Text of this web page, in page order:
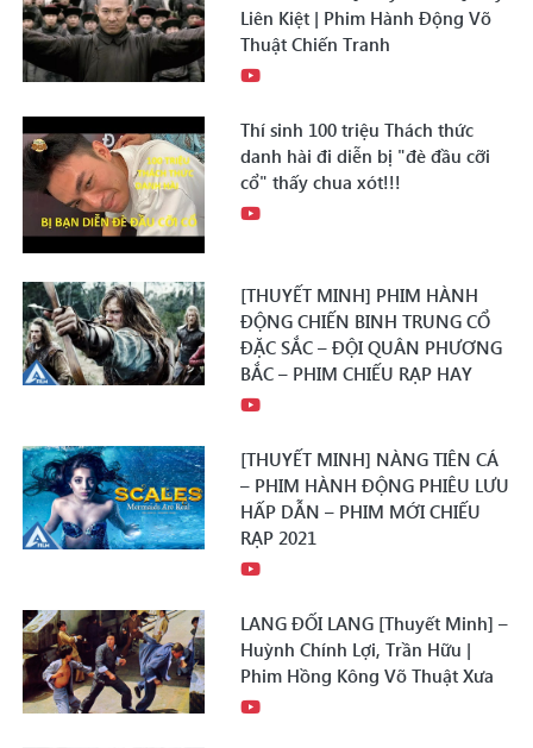
Liên Kiệt | Phim Hành Động Võ
Thuật Chiến Tranh
Thí sinh 100 triệu Thách thức
danh hài đi diễn bị "đè đầu cỡi
cổ" thấy chua xót!!!
[THUYẾT MINH] PHIM HÀNH
ĐỘNG CHIẾN BINH TRUNG CỔ
ĐẶC SẮC – ĐỘI QUÂN PHƯƠNG
BẮC – PHIM CHIẾU RẠP HAY
[THUYẾT MINH] NÀNG TIÊN CÁ
– PHIM HÀNH ĐỘNG PHIÊU LƯU
HẤP DẪN – PHIM MỚI CHIẾU
RẠP 2021
LANG ĐỐI LANG [Thuyết Minh] –
Huỳnh Chính Lợi, Trần Hữu |
Phim Hồng Kông Võ Thuật Xưa